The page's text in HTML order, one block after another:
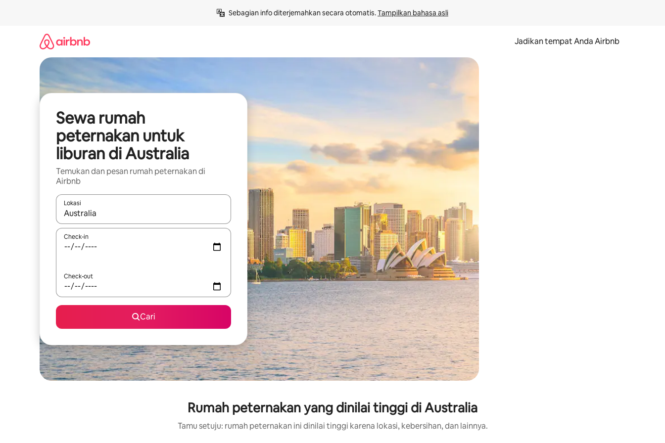
Sebagian info diterjemahkan secara otomatis. Tampilkan bahasa asli
Jadikan tempat Anda Airbnb
Sewa rumah
peternakan untuk
liburan di Australia
Temukan dan pesan rumah peternakan di
Airbnb
Lokasi
Jika hasil yang dicari tersedia, telusuri dengan tombol panah ke atas dan ke bawah atau jelajahi dengan sentuhan atau gerakan menggeser.
Check-in
Check-out
Cari
Rumah peternakan yang dinilai tinggi di Australia
Tamu setuju: rumah peternakan ini dinilai tinggi karena lokasi, kebersihan, dan lainnya.